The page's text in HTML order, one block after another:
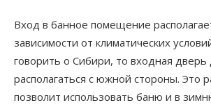
Вход в банное помещение
зависимости от климатических
говорить о Сибири, то входная
располагаться с южной стороны. Это
позволит использовать баню и в